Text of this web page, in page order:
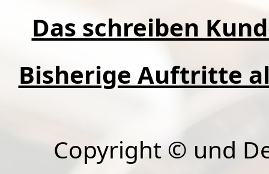
Das schreiben
Bisherige Auftritte
Copyright © und